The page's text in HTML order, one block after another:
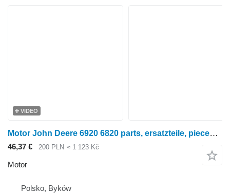
VIDEO
Motor John Deere 6920 6820 parts, ersatzteile, pieces pro kolového traktoru John Deere 6920 6820
46,37 € 200 PLN ≈ 1 123 Kč
Motor
Polsko, Byków